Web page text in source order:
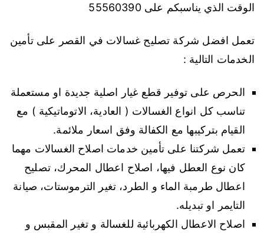
الوقت الذي يناسبكم على 55560390
تعمل افضل شركة تصليح غسالات في القصر على تأمين
الخدمات التالية :
الحرص على توفير قطع غيار اصلية جديدة او مستعملة
تناسب كل انواع الغسالات ( العادية، الاتوماتيكية ) مع
القيام بتركيبها مع الكفالة وفق اسعار ملائمة.
تعمل شركتنا على تأمين خدمات اصلاح الغسالات مهما
كان نوع العطل فيها، اصلاح اعطال المحرك، تصليح
اعطال طرمبة الماء و الطرد، تغير الترموستات، صيانة
التايمر او تبديله.
اصلاح الاعطال الكهربائية للغسالة و تغير المقبس و